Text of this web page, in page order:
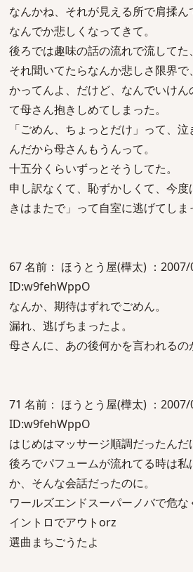
なんかね、それが見える所で肩揉ん
なんでか悲しくなってきて。
後ろでは趣味の話の流れで流してた
それ聞いてたらなんか悲しさ限界
かってんよ、だけど、なんでいけ
て母さん抱きしめてしまった。
「ごめん、ちょっとだけ」って、
んだから母さんもうんって。
十五分くらいずっとそうしてた。
申し訳なくて、恥ずかしくて、今
きはまたで」って自室に逃げてし
67 名前： ほうとう屋(樺太) ：
ID:w9fehWppO
なんか、期待はずれでごめん。
漏れ、逃げちまったよ。
母さんに、あの後何かを言われるの
71 名前： ほうとう屋(樺太) ：
ID:w9fehWppO
はじめはマッサージ順調だったん
後ろでパフュームが流れてる時は私
か、そんな会話だったのに。
ワールズエンドスーパーノバで危
イントロでアウトorz
選曲まちごうたよ